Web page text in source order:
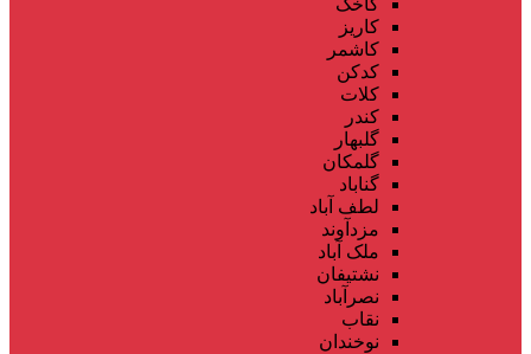
کاریز
کاشمر
کدکن
کلات
کندر
گلبهار
گلمکان
گناباد
لطف آباد
مزدآوند
ملک آباد
نشتیفان
نصرآباد
نقاب
نوخندان